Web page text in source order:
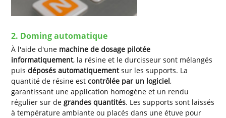
2. Doming automatique
À l'aide d'une machine de dosage pilotée
informatiquement, la résine et le durcisseur sont mélangés
puisdéposés automatiquementsur les supports. La
quantité de résine estcontrôlée par un logiciel,
garantissant une application homogène et un rendu
régulier sur degrandes quantités. Les supports sont laissés
à température ambiante ou placés dans une étuve pour